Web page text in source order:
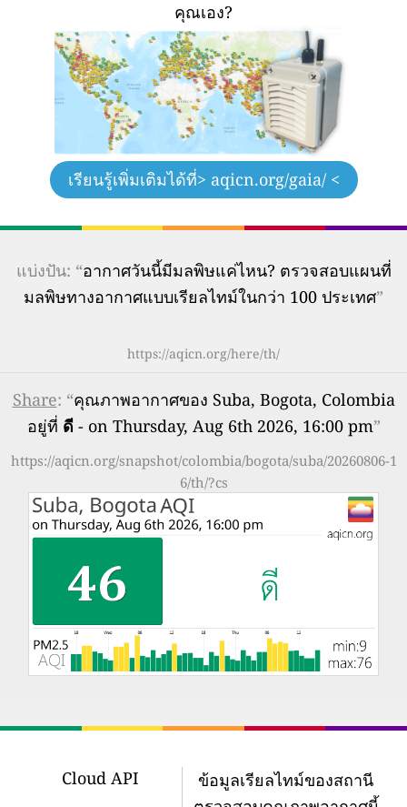
คุณเอง?
เรียนรู้เพิ่มเติมได้ที่> aqicn.org/gaia/ <
แบ่งปัน: “อากาศวันนี้มีมลพิษแค่ไหน? ตรวจสอบแผนที่
มลพิษทางอากาศแบบเรียลไทม์ในกว่า 100 ประเทศ”
https://aqicn.org/here/th/
Share: “คุณภาพอากาศของ Suba, Bogota, Colombia
อยู่ที่ ดี- on Thursday, Aug 6th 2026, 16:00 pm”
https://aqicn.org/snapshot/colombia/bogota/suba/20260806-1
6/th/?cs
Cloud API
ข้อมูลเรียลไทม์ของสถานี